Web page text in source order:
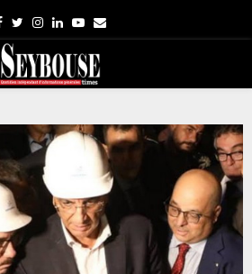
Facebook
TwitterInstagram
LinkedinYoutube
Email